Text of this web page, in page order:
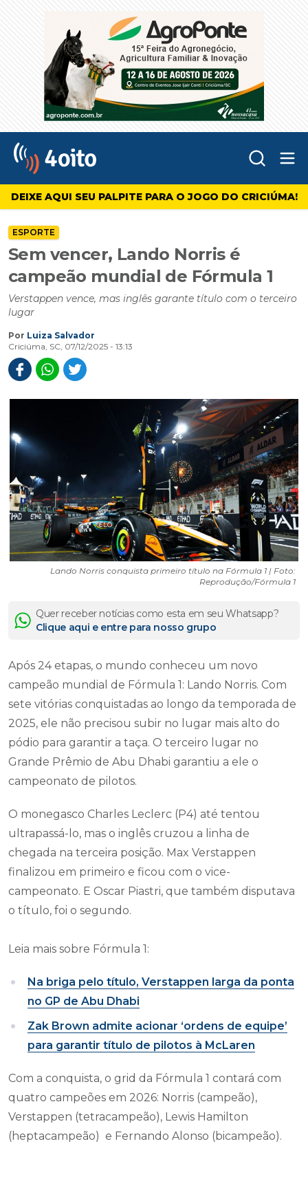
4oito
DEIXE AQUI SEU PALPITE PARA O JOGO DO CRICIÚMA!
ESPORTE
Sem vencer, Lando Norris é
campeão mundial de Fórmula 1
Verstappen vence, mas inglês garante título com o terceiro
lugar
Por Luiza Salvador
Criciúma, SC, 07/12/2025 - 13:13
Lando Norris conquista primeiro título na Fórmula 1 | Foto:
Reprodução/Fórmula 1
Quer receber notícias como esta em seu Whatsapp?
Clique aqui e entre para nosso grupo
Após 24 etapas, o mundo conheceu um novo
campeão mundial de Fórmula 1: Lando Norris. Com
sete vitórias conquistadas ao longo da temporada de
2025, ele não precisou subir no lugar mais alto do
pódio para garantir a taça. O terceiro lugar no
Grande Prêmio de Abu Dhabi garantiu a ele o
campeonato de pilotos.
O monegasco Charles Leclerc (P4) até tentou
ultrapassá-lo, mas o inglês cruzou a linha de
chegada na terceira posição. Max Verstappen
finalizou em primeiro e ficou com o vice-
campeonato. E Oscar Piastri, que também disputava
o título, foi o segundo.
Leia mais sobre Fórmula 1:
Na briga pelo título, Verstappen larga da ponta
no GP de Abu Dhabi
Zak Brown admite acionar ‘ordens de equipe’
para garantir título de pilotos à McLaren
Com a conquista, o grid da Fórmula 1 contará com
quatro campeões em 2026: Norris (campeão),
Verstappen (tetracampeão), Lewis Hamilton
(heptacampeão) e Fernando Alonso (bicampeão).